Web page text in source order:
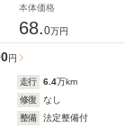
本体価格
68.0万円
円
走行 6.4万km
修復
なし
整備
法定整備付